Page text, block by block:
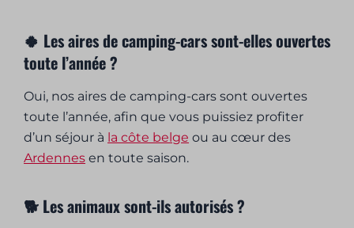
🍀 Les aires de camping-cars sont-elles ouvertes
toute l’année ?
Oui, nos aires de camping-cars sont ouvertes
toute l’année, afin que vous puissiez profiter
d’un séjour à la côte belge ou au cœur des
Ardennes en toute saison.
🐕 Les animaux sont-ils autorisés ?